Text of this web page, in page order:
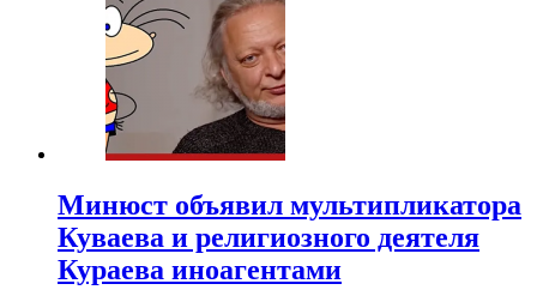
Минюст объявил мультипликатора
Куваева и религиозного деятеля
Кураева иноагентами